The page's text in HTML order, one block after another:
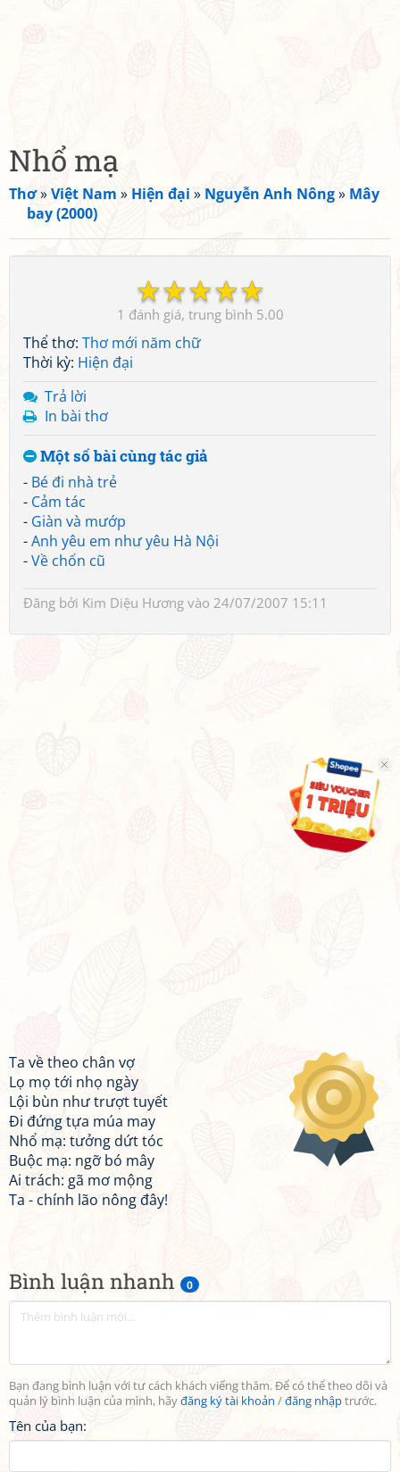
Bình luận nhanh 0
Bạn đang bình luận với tư cách khách viếng thăm. Để có thể theo dõi và
quản lý bình luận của mình, hãyđăng ký tài khoản /đăng nhậptrước.
Tên của bạn:
Nhổ mạ
Thơ»Việt Nam » Hiện đại » Nguyễn Anh Nông» Mây
bay (2000)
☆
☆
☆
☆
☆
1 5.00
Thể thơ: Thơ mới năm chữ
Thời kỳ: Hiện đại
Trả lời
In bài thơ
Một số bài cùng tác giả
- Bé đi nhà trẻ
- Cảm tác
- Giàn và mướp
-Anh yêu em như yêu Hà Nội
-Về chốn cũ
Đăng bởi Kim Diệu Hương vào 24/07/2007 15:11
Ta về theo chân vợ
Lọ mọ tới nhọ ngày
Lội bùn như trượt tuyết
Đi đứng tựa múa may
Nhổ mạ: tưởng dứt tóc
Buộc mạ: ngỡ bó mây
Ai trách: gã mơ mộng
Ta - chính lão nông đây!